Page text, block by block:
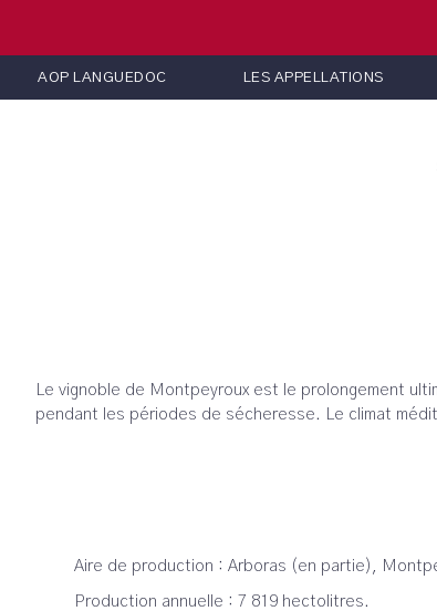
AOP LANGUEDOC LES APPELLATIONS
Le vignoble de Montpeyroux est le prolongement
pendant les périodes de sécheresse. Le climat
Aire de production : Arboras (en partie),
Production annuelle : 7 819 hectolitres.